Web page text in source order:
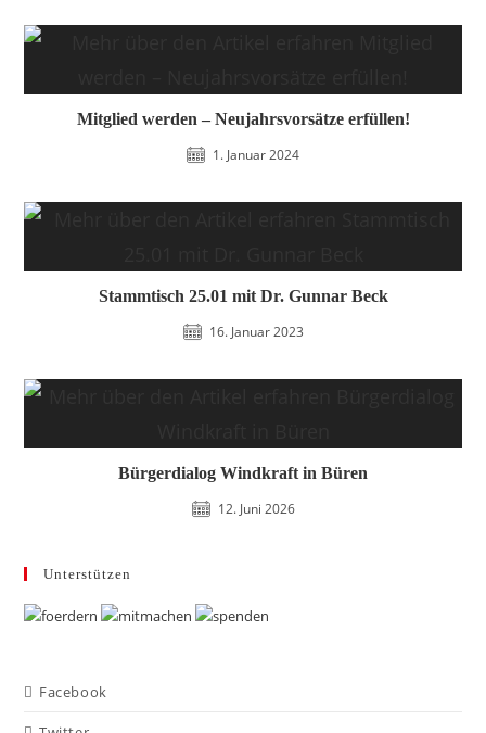
Mitglied werden – Neujahrsvorsätze erfüllen!
1. Januar 2024
Stammtisch 25.01 mit Dr. Gunnar Beck
16. Januar 2023
Bürgerdialog Windkraft in Büren
12. Juni 2026
Unterstützen
Facebook